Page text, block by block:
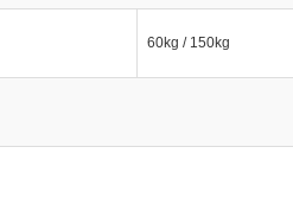
60kg / 150kg